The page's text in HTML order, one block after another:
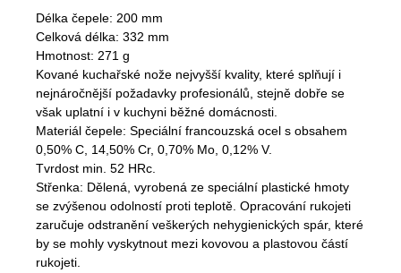
Délka čepele: 200 mm
Celková délka: 332 mm
Hmotnost: 271 g
Kované kuchařské nože nejvyšší kvality, které splňují i
nejnáročnější požadavky profesionálů, stejně dobře se
však uplatní i v kuchyni běžné domácnosti.
Materiál čepele: Speciální francouzská ocel s obsahem
0,50% C, 14,50% Cr, 0,70% Mo, 0,12% V.
Tvrdost min. 52 HRc.
Střenka: Dělená, vyrobená ze speciální plastické hmoty
se zvýšenou odolností proti teplotě. Opracování rukojeti
zaručuje odstranění veškerých nehygienických spár, které
by se mohly vyskytnout mezi kovovou a plastovou částí
rukojeti.